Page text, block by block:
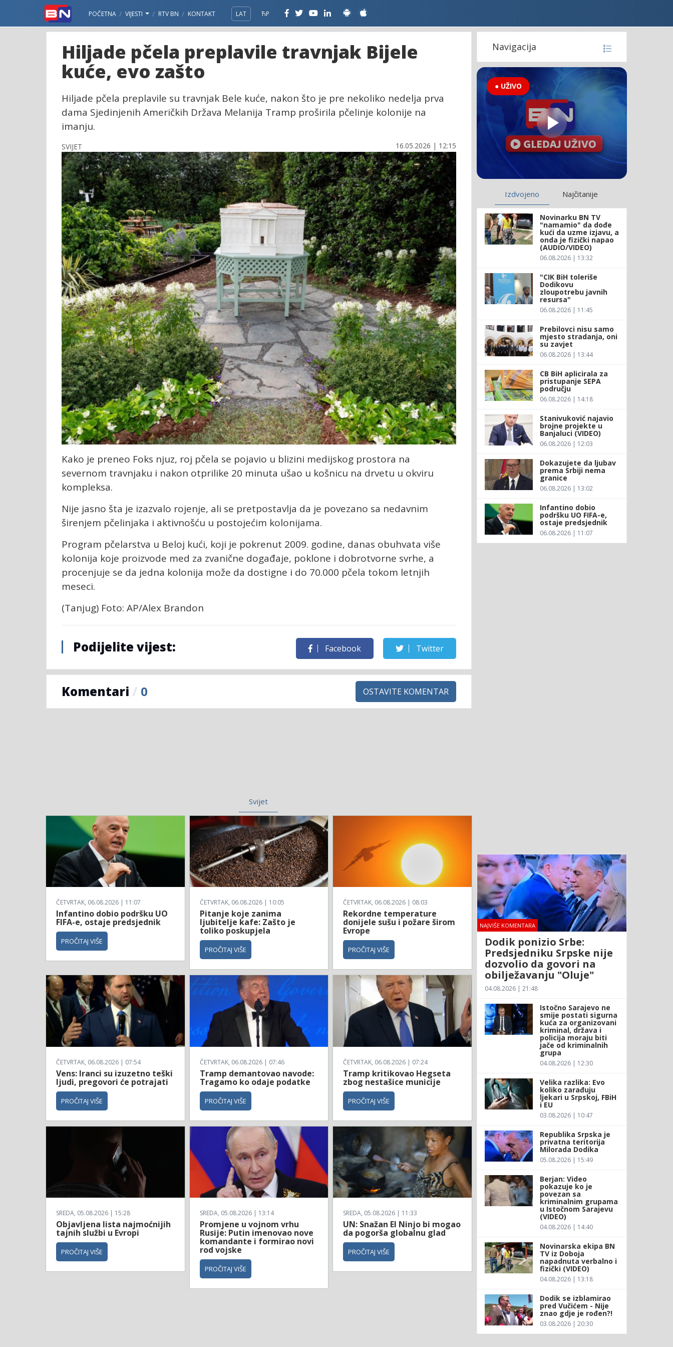
POČETNA VIJESTI RTV BN KONTAKT LAT ЋР
Hiljade pčela preplavile travnjak Bijele
kuće, evo zašto
Hiljade pčela preplavile su travnjak Bele kuće, nakon što je pre nekoliko nedelja prva
dama Sjedinjenih Američkih Država Melanija Tramp proširila pčelinje kolonije na
imanju.
SVIJET 16.05.2026 | 12:15
Kako je preneo Foks njuz, roj pčela se pojavio u blizini medijskog prostora na
severnom travnjaku i nakon otprilike 20 minuta ušao u košnicu na drvetu u okviru
kompleksa.
Nije jasno šta je izazvalo rojenje, ali se pretpostavlja da je povezano sa nedavnim
širenjem pčelinjaka i aktivnošću u postojećim kolonijama.
Program pčelarstva u Beloj kući, koji je pokrenut 2009. godine, danas obuhvata više
kolonija koje proizvode med za zvanične događaje, poklone i dobrotvorne svrhe, a
procenjuje se da jedna kolonija može da dostigne i do 70.000 pčela tokom letnjih
meseci.
(Tanjug) Foto: AP/Alex Brandon
Podijelite vijest: Facebook Twitter
Komentari / 0 OSTAVITE KOMENTAR
Svijet
ČETVRTAK, 06.08.2026 | 11:07
Infantino dobio podršku UO
FIFA-e, ostaje predsjednik
PROČITAJ VIŠE
ČETVRTAK, 06.08.2026 | 10:05
Pitanje koje zanima
ljubitelje kafe: Zašto je
toliko poskupjela
PROČITAJ VIŠE
ČETVRTAK, 06.08.2026 | 08:03
Rekordne temperature
donijele sušu i požare širom
Evrope
PROČITAJ VIŠE
ČETVRTAK, 06.08.2026 | 07:54
Vens: Iranci su izuzetno teški
ljudi, pregovori će potrajati
PROČITAJ VIŠE
ČETVRTAK, 06.08.2026 | 07:46
Tramp demantovao navode:
Tragamo ko odaje podatke
PROČITAJ VIŠE
ČETVRTAK, 06.08.2026 | 07:24
Tramp kritikovao Hegseta
zbog nestašice municije
PROČITAJ VIŠE
SREDA, 05.08.2026 | 15:28
Objavljena lista najmoćnijih
tajnih službi u Evropi
PROČITAJ VIŠE
SREDA, 05.08.2026 | 13:14
Promjene u vojnom vrhu
Rusije: Putin imenovao nove
komandante i formirao novi
rod vojske
PROČITAJ VIŠE
SREDA, 05.08.2026 | 11:33
UN: Snažan El Ninjo bi mogao
da pogorša globalnu glad
PROČITAJ VIŠE
Navigacija
● UŽIVO
Izdvojeno Najčitanije
Novinarku BN TV
"namamio" da dođe
kući da uzme izjavu, a
onda je fizički napao
(AUDIO/VIDEO)
06.08.2026 | 13:32
"CIK BiH toleriše
Dodikovu
zloupotrebu javnih
resursa"
06.08.2026 | 11:45
Prebilovci nisu samo
mjesto stradanja, oni
su zavjet
06.08.2026 | 13:44
CB BiH aplicirala za
pristupanje SEPA
području
06.08.2026 | 14:18
Stanivuković najavio
brojne projekte u
Banjaluci (VIDEO)
06.08.2026 | 12:03
Dokazujete da ljubav
prema Srbiji nema
granice
06.08.2026 | 13:02
Infantino dobio
podršku UO FIFA-e,
ostaje predsjednik
06.08.2026 | 11:07
NAJVIŠE KOMENTARA
Dodik ponizio Srbe:
Predsjedniku Srpske nije
dozvolio da govori na
obilježavanju "Oluje"
04.08.2026 | 21:48
Istočno Sarajevo ne
smije postati sigurna
kuća za organizovani
kriminal, država i
policija moraju biti
jače od kriminalnih
grupa
04.08.2026 | 12:30
Velika razlika: Evo
koliko zarađuju
ljekari u Srpskoj, FBiH
i EU
03.08.2026 | 10:47
Republika Srpska je
privatna teritorija
Milorada Dodika
05.08.2026 | 15:49
Berjan: Video
pokazuje ko je
povezan sa
kriminalnim grupama
u Istočnom Sarajevu
(VIDEO)
04.08.2026 | 14:40
Novinarska ekipa BN
TV iz Doboja
napadnuta verbalno i
fizički (VIDEO)
04.08.2026 | 13:18
Dodik se izblamirao
pred Vučićem - Nije
znao gdje je rođen?!
03.08.2026 | 20:30